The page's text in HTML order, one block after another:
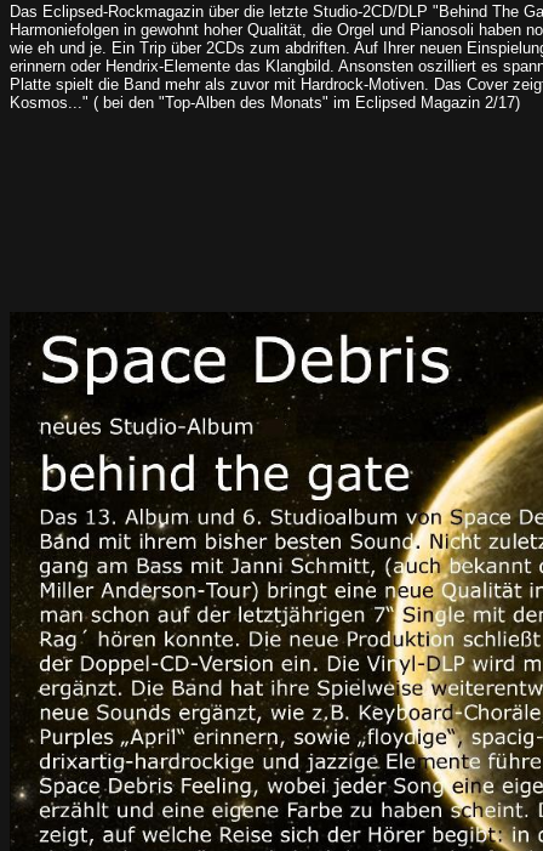
Das Eclipsed-Rockmagazin über die letzte Studio-2CD/DLP "Behind The
Harmoniefolgen in gewohnt hoher Qualität, die Orgel und Pianosoli haben
wie eh und je. Ein Trip über 2CDs zum abdriften. Auf Ihrer neuen
erinnern oder Hendrix-Elemente das Klangbild. Ansonsten oszilliert es
Platte spielt die Band mehr als zuvor mit Hardrock-Motiven. Das Cover
Kosmos..." ( bei den "Top-Alben des Monats" im Eclipsed Magazin 2/17)